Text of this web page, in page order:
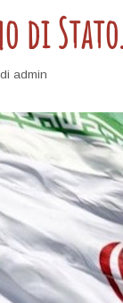
di
di admin